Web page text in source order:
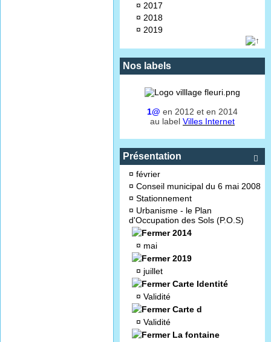
¤ 2017
¤ 2018
¤ 2019
Nos labels
1@ en 2012 et en 2014
au label Villes Internet

Présentation
¤ février
¤ Conseil municipal du 6 mai 2008
¤ Stationnement
¤ Urbanisme - le Plan
d'Occupation des Sols (P.O.S)
2014
¤ mai
2019
¤ juillet
Carte Identité
¤ Validité
Carte d
¤ Validité
La fontaine